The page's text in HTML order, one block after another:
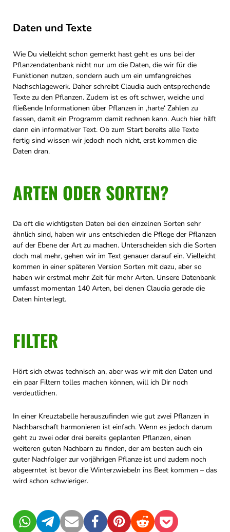
Daten und Texte
Wie Du vielleicht schon gemerkt hast geht es uns bei der
Pflanzendatenbank nicht nur um die Daten, die wir für die
Funktionen nutzen, sondern auch um ein umfangreiches
Nachschlagewerk. Daher schreibt Claudia auch entsprechende
Texte zu den Pflanzen. Zudem ist es oft schwer, weiche und
fließende Informationen über Pflanzen in ‚harte‘ Zahlen zu
fassen, damit ein Programm damit rechnen kann. Auch hier hilft
dann ein informativer Text. Ob zum Start bereits alle Texte
fertig sind wissen wir jedoch noch nicht, erst kommen die
Daten dran.
ARTEN ODER SORTEN?
Da oft die wichtigsten Daten bei den einzelnen Sorten sehr
ähnlich sind, haben wir uns entschieden die Pflege der Pflanzen
auf der Ebene der Art zu machen. Unterscheiden sich die Sorten
doch mal mehr, gehen wir im Text genauer darauf ein. Vielleicht
kommen in einer späteren Version Sorten mit dazu, aber so
haben wir erstmal mehr Zeit für mehr Arten. Unsere Datenbank
umfasst momentan 140 Arten, bei denen Claudia gerade die
Daten hinterlegt.
FILTER
Hört sich etwas technisch an, aber was wir mit den Daten und
ein paar Filtern tolles machen können, will ich Dir noch
verdeutlichen.
In einer Kreuztabelle herauszufinden wie gut zwei Pflanzen in
Nachbarschaft harmonieren ist einfach. Wenn es jedoch darum
geht zu zwei oder drei bereits geplanten Pflanzen, einen
weiteren guten Nachbarn zu finden, der am besten auch ein
guter Nachfolger zur vorjährigen Pflanze ist und zudem noch
abgeerntet ist bevor die Winterzwiebeln ins Beet kommen – das
wird schon schwieriger.
WhatsAppTelegramMail FacebookPinterestRedditPocket